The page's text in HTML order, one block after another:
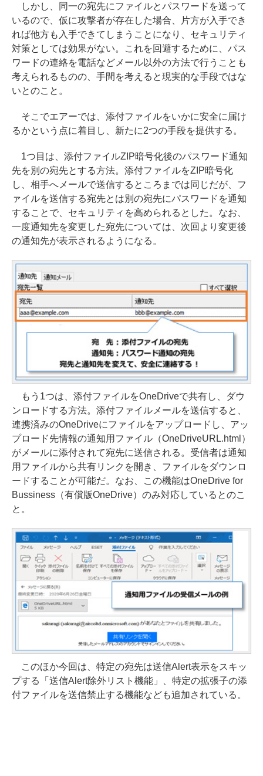
しかし、同一の宛先にファイルとパスワードを送って
いるので、仮に攻撃者が存在した場合、片方が入手でき
れば他方も入手できてしまうことになり、セキュリティ
対策としては効果がない。これを回避するために、パス
ワードの連絡を電話などメール以外の方法で行うことも
考えられるものの、手間を考えると現実的な手段ではな
いとのこと。
そこでエアーでは、添付ファイルをいかに安全に届け
るかという点に着目し、新たに2つの手段を提供する。
1つ目は、添付ファイルZIP暗号化後のパスワード通知
先を別の宛先とする方法。添付ファイルをZIP暗号化
し、相手へメールで送信するところまでは同じだが、フ
ァイルを送信する宛先とは別の宛先にパスワードを通知
することで、セキュリティを高められるとした。なお、
一度通知先を変更した宛先については、次回より変更後
の通知先が表示されるようになる。
もう1つは、添付ファイルをOneDriveで共有し、ダウ
ンロードする方法。添付ファイルメールを送信すると、
連携済みのOneDriveにファイルをアップロードし、アッ
プロード先情報の通知用ファイル（OneDriveURL.html）
がメールに添付されて宛先に送信される。受信者は通知
用ファイルから共有リンクを開き、ファイルをダウンロ
ードすることが可能だ。なお、この機能はOneDrive for
Bussiness（有償版OneDrive）のみ対応しているとのこ
と。
このほか今回は、特定の宛先は送信Alert表示をスキッ
プする「送信Alert除外リスト機能」、特定の拡張子の添
付ファイルを送信禁止する機能なども追加されている。